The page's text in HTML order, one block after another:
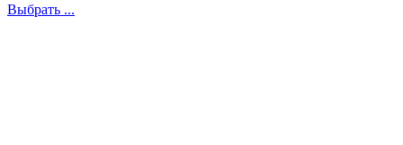
Выбрать ...